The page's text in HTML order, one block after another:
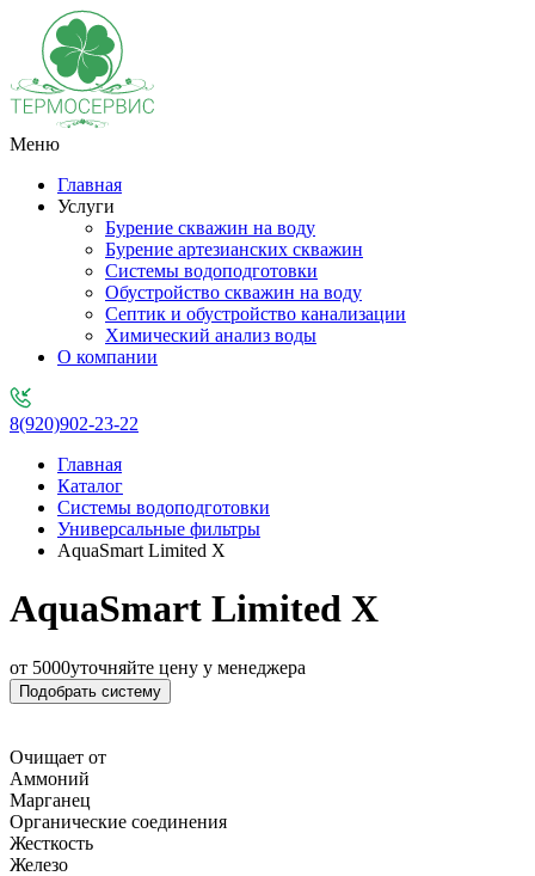
Меню
Главная
Услуги
Бурение скважин на воду
Бурение артезианских скважин
Системы водоподготовки
Обустройство скважин на воду
Септик и обустройство канализации
Химический анализ воды
О компании
8(920)902-23-22
Главная
Каталог
Системы водоподготовки
Универсальные фильтры
AquaSmart Limited X
AquaSmart Limited X
от 5000уточняйте цену у менеджера
Подобрать систему
Очищает от
Аммоний
Марганец
Органические соединения
Жесткость
Железо